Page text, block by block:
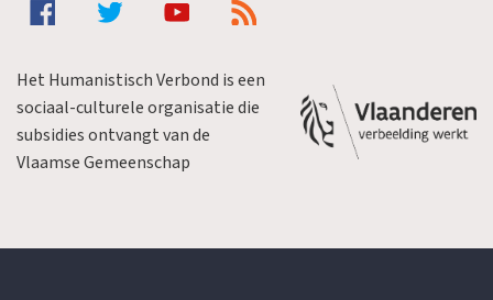
Het Humanistisch Verbond is een
sociaal-culturele organisatie die
subsidies ontvangt van de
Vlaamse Gemeenschap